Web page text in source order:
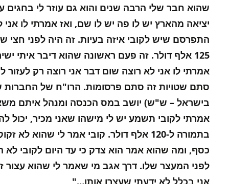
שהוא חבר שלי הרבה שנים והוא גם עוזר לי בחגים
יציאה מהארץ יש לו פה יש לו שם, ואז אמרתי לו
התפרסם שיש לקובי איזה בעיות. זה היה לפני חצי
125 אלף דולר. זה פעם ראשונה שהוא דיבר
אמרתי לו אני לא רוצה שום דבר אני רוצה רק
סתם שטויות זה סתם פרסומות. הרו"ח של החברות
בישראל – ש"ש) יושב במס הכנסה ומנהל איתם משא
אמרתי לקובי תשמע יש לי מישהו שאני מכיר, יכול
בתמורה ל-120 אלף דולר. קובי אמר לי
כסף, ומה שהוא אמר הוא צדק כי עד היום לקובי לא
לפני המעצר שלו. דרך אגב מי שאמר לי שהוא עצור